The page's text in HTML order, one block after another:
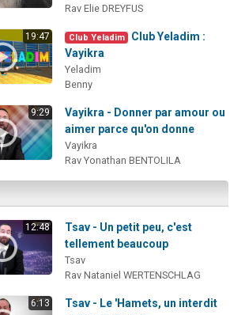
Rav Elie DREYFUS
19:47 Club Yeladim
Club Yeladim :
Vayikra
Yeladim
Benny
9:29
Vayikra - Donner par amour ou
aimer parce qu'on donne
Vayikra
Rav Yonathan BENTOLILA
12:48
Tsav - Un petit peu, c'est
tellement beaucoup
Tsav
Rav Nataniel WERTENSCHLAG
6:13
Tsav - Le 'Hamets, un interdit